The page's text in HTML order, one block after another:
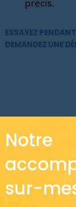
précis.
ESSAYEZ
DEMANDEZ UNE
Notre
sur-